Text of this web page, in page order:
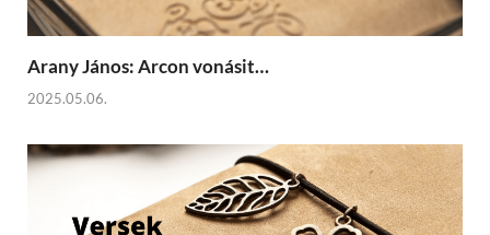
Arany János: Arcon vonásit…
2025.05.06.